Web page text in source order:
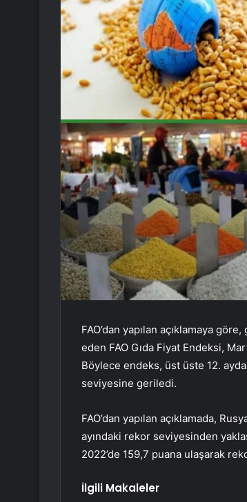
FAO’dan yapılan açıklamaya
eden FAO Gıda Fiyat Endeksi,
Böylece endeks, üst üste 12.
seviyesine geriledi.
FAO’dan yapılan açıklamada,
ayındaki rekor seviyesinden
2022’de 159,7 puana ulaşarak
İlgili Makaleler